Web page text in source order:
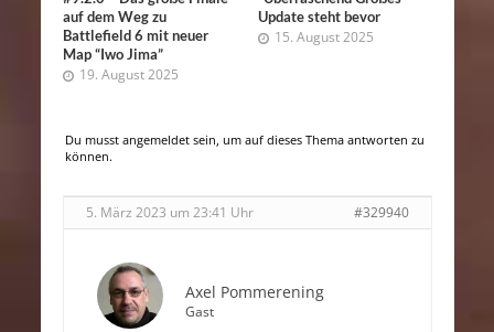
auf dem Weg zu
Battlefield 6 mit neuer
Map “Iwo Jima”
19. August 2025
Update steht bevor
15. August 2025
Du musst angemeldet sein, um auf dieses Thema antworten zu
können.
5. März 2023 um 23:41 Uhr #329940
Axel Pommerening
Gast